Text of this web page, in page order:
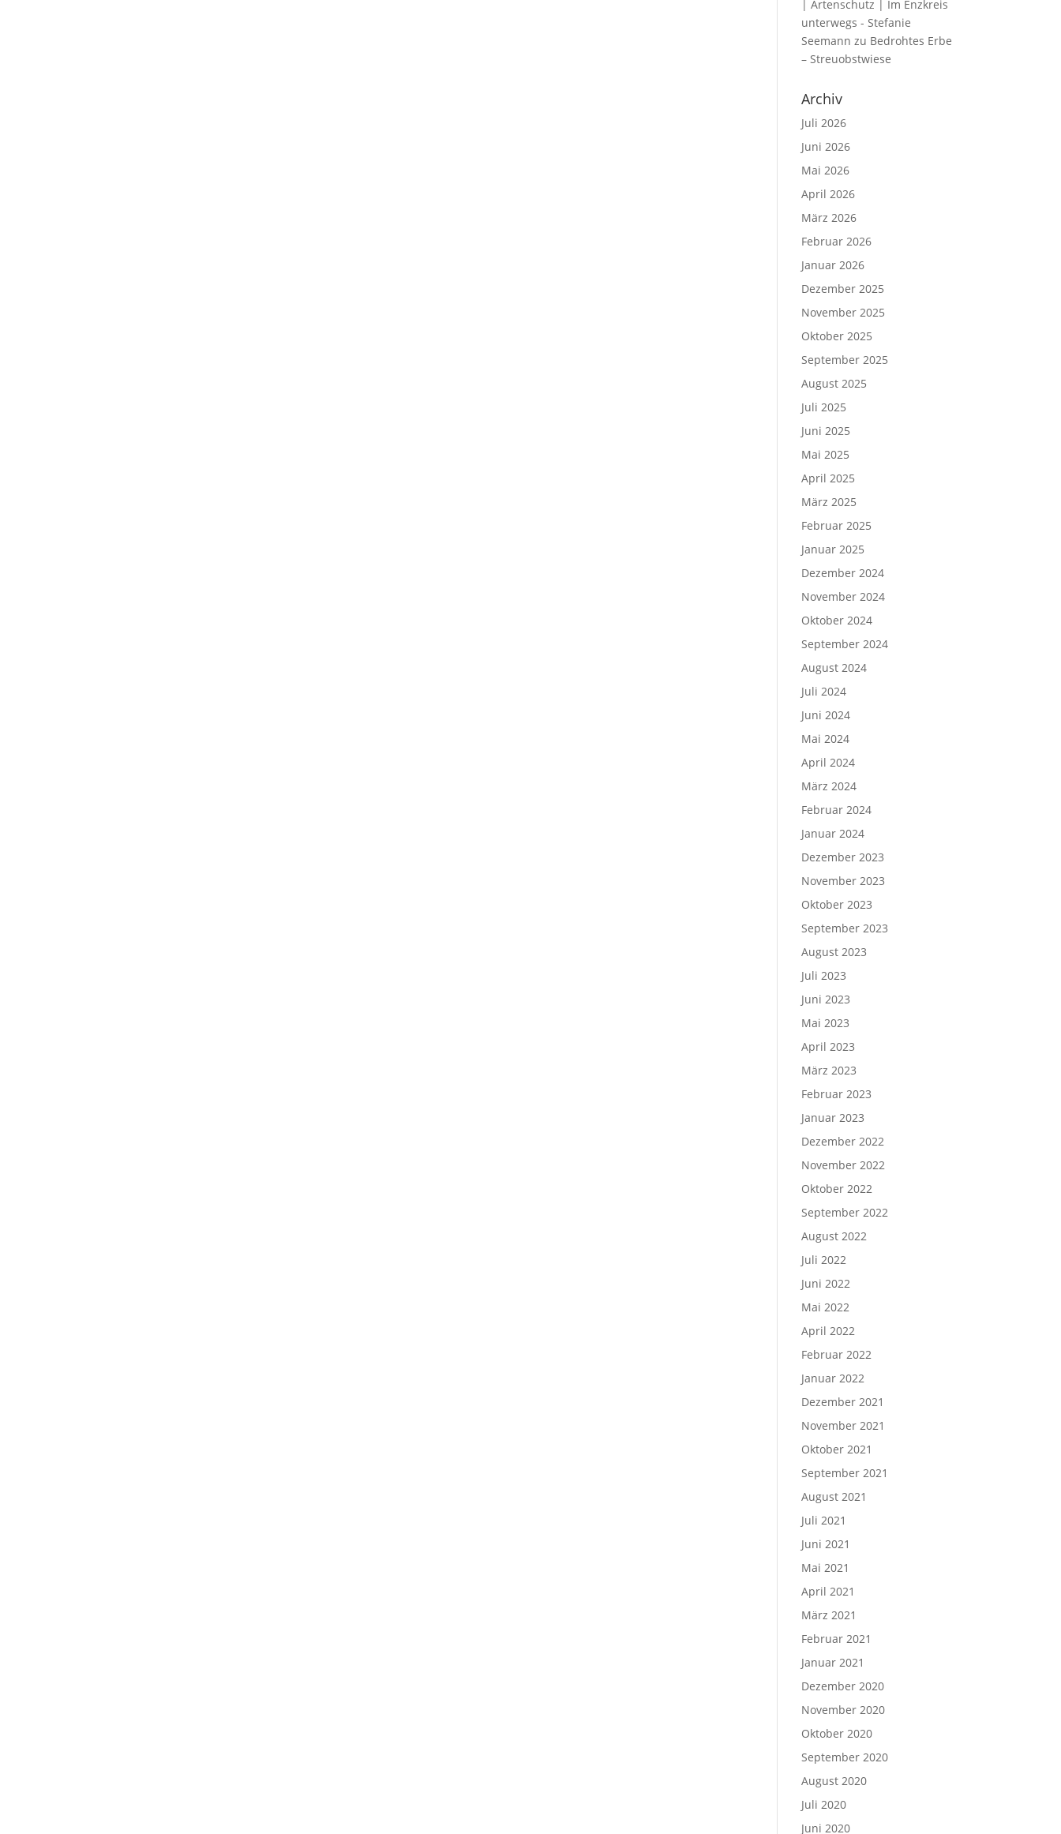
| Artenschutz | Im Enzkreis
unterwegs - Stefanie
Seemann zu Bedrohtes Erbe
– Streuobstwiese
Archiv
Juli 2026
Juni 2026
Mai 2026
April 2026
März 2026
Februar 2026
Januar 2026
Dezember 2025
November 2025
Oktober 2025
September 2025
August 2025
Juli 2025
Juni 2025
Mai 2025
April 2025
März 2025
Februar 2025
Januar 2025
Dezember 2024
November 2024
Oktober 2024
September 2024
August 2024
Juli 2024
Juni 2024
Mai 2024
April 2024
März 2024
Februar 2024
Januar 2024
Dezember 2023
November 2023
Oktober 2023
September 2023
August 2023
Juli 2023
Juni 2023
Mai 2023
April 2023
März 2023
Februar 2023
Januar 2023
Dezember 2022
November 2022
Oktober 2022
September 2022
August 2022
Juli 2022
Juni 2022
Mai 2022
April 2022
Februar 2022
Januar 2022
Dezember 2021
November 2021
Oktober 2021
September 2021
August 2021
Juli 2021
Juni 2021
Mai 2021
April 2021
März 2021
Februar 2021
Januar 2021
Dezember 2020
November 2020
Oktober 2020
September 2020
August 2020
Juli 2020
Juni 2020